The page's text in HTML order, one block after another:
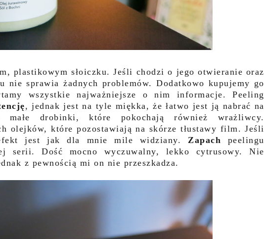
plastikowym słoiczku. Jeśli chodzi o jego otwieranie oraz
nie sprawia żadnych problemów. Dodatkowo kupujemy go
wszystkie najważniejsze o nim informacje. Peeling
, jednak jest na tyle miękka, że łatwo jest ją nabrać na
małe drobinki, które pokochają również wrażliwcy.
olejków, które pozostawiają na skórze tłustawy film. Jeśli
jest jak dla mnie mile widziany.Zapach peelingu
serii. Dość mocno wyczuwalny, lekko cytrusowy. Nie
z pewnością mi on nie przeszkadza.